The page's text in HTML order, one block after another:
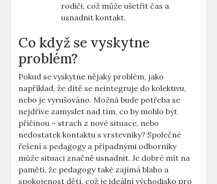
rodiči, což může ušetřit čas a
usnadnit kontakt.
Co když se vyskytne
problém?
Pokud se vyskytne nějaký problém, jako
například, že dítě se neintegruje do kolektivu,
nebo je vyrušováno. Možná bude potřeba se
nejdříve zamyslet nad tím, co by mohlo být
příčinou – strach z nové situace, nebo
nedostatek kontaktu s vrstevníky? Společné
řešení s pedagogy a případnými odborníky
může situaci značně usnadnit. Je dobré mít na
paměti, že pedagogy také zajímá blaho a
spokojenost dětí, což je ideální východisko pro